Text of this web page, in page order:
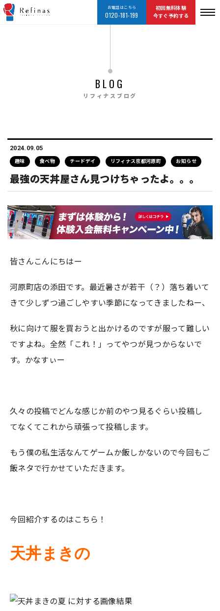
お電話はこちら
0120-181-199
初回無料体験
今すぐ予約する
BLOG
リフィナスブログ
2024.09.05
趣味 食べ物 チードデイ リフィナス京都河原町 お知らせ
最強の天丼屋さん見つけちゃったよ。。。
皆さんこんにちはー
河原町店の添田です。最近暑さが若干（？）落ち着いて
きて少しずつ過ごしやすい季節になってきましたねー、
秋に向けて服を買おうと出かけるのですが服って難しい
ですよね。全然「これ！」ってやつが見つからないで
す。かなすぃー
久々の投稿でどんな感じか前のやつ見るぐらい投稿し
てなくてこれから頑張って投稿します。
もう僕の私生活なんてゲームか飯しかないので今回もご
飯ネタで行かせていただきます。
今回紹介するのはこちら！
天丼まきの